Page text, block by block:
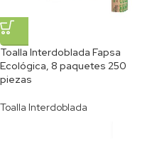
Toalla Interdoblada Fapsa
Ecológica, 8 paquetes 250
piezas
Toalla Interdoblada